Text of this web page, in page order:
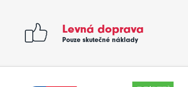
Levná doprava
Pouze skutečné náklady